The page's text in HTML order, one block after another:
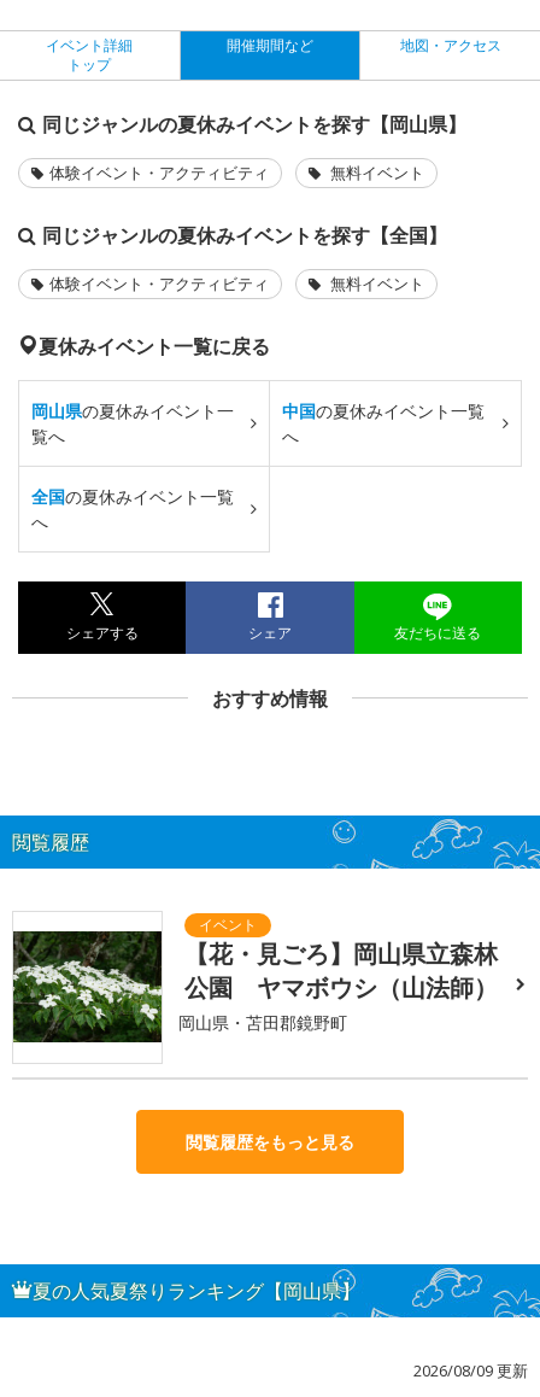
イベント詳細
トップ
開催期間など 地図・アクセス
同じジャンルの夏休みイベントを探す【岡山県】
体験イベント・アクティビティ 無料イベント
同じジャンルの夏休みイベントを探す【全国】
体験イベント・アクティビティ 無料イベント
夏休みイベント一覧に戻る
岡山県の夏休みイベント一
覧へ
中国の夏休みイベント一覧
へ
全国の夏休みイベント一覧
へ
シェアする シェア 友だちに送る
おすすめ情報
閲覧履歴
【花・見ごろ】岡山県立森林
公園 ヤマボウシ（山法師）
岡山県・苫田郡鏡野町
閲覧履歴をもっと見る
夏の人気夏祭りランキング【岡山県】
2026/08/09 更新